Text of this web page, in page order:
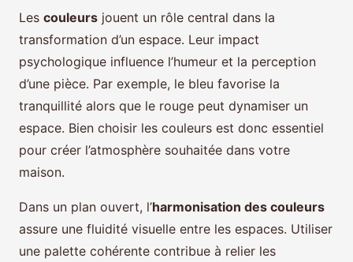
Les couleurs jouent un rôle central dans la
transformation d’un espace. Leur impact
psychologique influence l’humeur et la perception
d’une pièce. Par exemple, le bleu favorise la
tranquillité alors que le rouge peut dynamiser un
espace. Bien choisir les couleurs est donc essentiel
pour créer l’atmosphère souhaitée dans votre
maison.
Dans un plan ouvert, l’harmonisation des couleurs
assure une fluidité visuelle entre les espaces. Utiliser
une palette cohérente contribue à relier les